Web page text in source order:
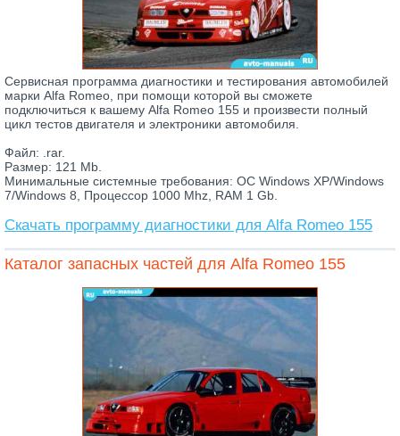
Сервисная программа диагностики и тестирования автомобилей
марки Alfa Romeo, при помощи которой вы сможете
подключиться к вашему Alfa Romeo 155 и произвести полный
цикл тестов двигателя и электроники автомобиля.
Файл: .rar.
Размер: 121 Mb.
Минимальные системные требования: ОС Windows XP/Windows
7/Windows 8, Процессор 1000 Mhz, RAM 1 Gb.
Скачать программу диагностики для Alfa Romeo 155
Каталог запасных частей для Alfa Romeo 155